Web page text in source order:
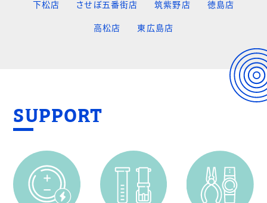
下松店 させぼ五番街店 筑紫野店
徳島店
高松店
東広島店
SUPPORT